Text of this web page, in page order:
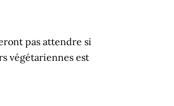
pas attendre si
végétariennes est